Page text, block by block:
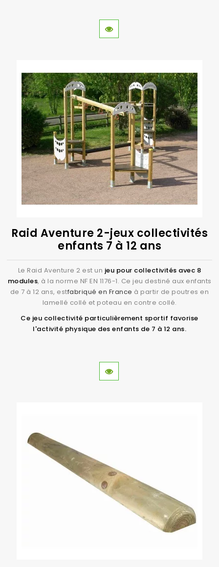
Raid Aventure 2-jeux collectivités
enfants 7 à 12 ans
Le Raid Aventure 2 est un jeu pour collectivités avec 8
modules, à la norme NF EN 1176-1. Ce jeu destiné aux enfants
de 7 à 12 ans, estfabriqué en France à partir de poutres en
lamellé collé et poteau en contre collé.
Ce jeu collectivité particulièrement sportif favorise
l'activité physique des enfants de 7 à 12 ans.